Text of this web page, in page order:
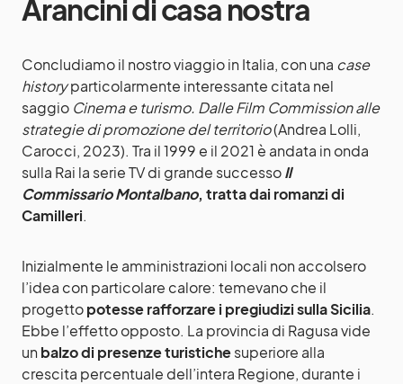
Arancini di casa nostra
Concludiamo il nostro viaggio in Italia, con una case
historyparticolarmente interessante citata nel
saggio Cinema e turismo. Dalle Film Commission alle
strategie di promozione del territorio(Andrea Lolli,
Carocci, 2023). Tra il 1999 e il 2021 è andata in onda
sulla Rai la serie TV di grande successoIl
Commissario Montalbano, tratta dai romanzi di
Camilleri.
Inizialmente le amministrazioni locali non accolsero
l’idea con particolare calore: temevano che il
progettopotesse rafforzare i pregiudizi sulla Sicilia.
Ebbe l’effetto opposto. La provincia di Ragusa vide
un balzo di presenze turistichesuperiore alla
crescita percentuale dell’intera Regione, durante i